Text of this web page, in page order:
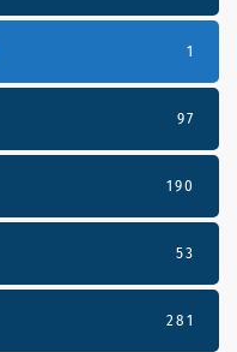
1
97
190
53
281